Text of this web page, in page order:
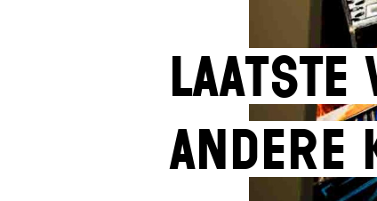
Laatste
andere